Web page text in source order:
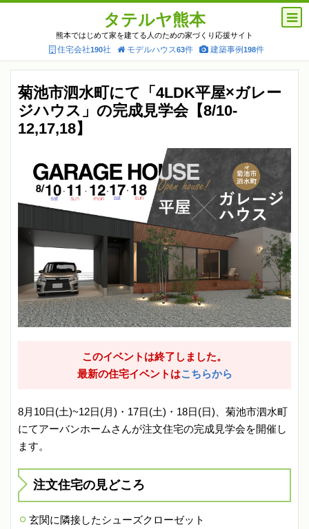
タテルヤ熊本
熊本ではじめて家を建てる人のための家づくり応援サイト
住宅会社190社 モデルハウス63件 建築事例198件
菊池市泗水町にて「4LDK平屋×ガレー
ジハウス」の完成見学会【8/10-
12,17,18】
このイベントは終了しました。
最新の住宅イベントはこちらから
8月10日(土)~12日(月)・17日(土)・18日(日)、菊池市泗水町
にてアーバンホームさんが注文住宅の完成見学会を開催し
ます。
注文住宅の見どころ
玄関に隣接したシューズクローゼット